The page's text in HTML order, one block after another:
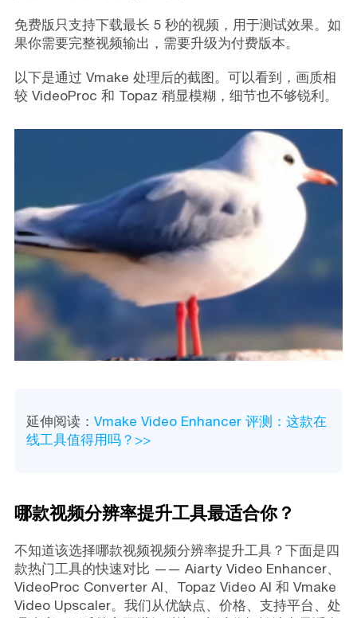
免费版只支持下载最长 5 秒的视频，用于测试效果。如
果你需要完整视频输出，需要升级为付费版本。
以下是通过 Vmake 处理后的截图。可以看到，画质相
较 VideoProc 和 Topaz 稍显模糊，细节也不够锐利。
延伸阅读： Vmake Video Enhancer 评测：这款在
线工具值得用吗？>>
哪款视频分辨率提升工具最适合你？
不知道该选择哪款视频视频分辨率提升工具？下面是四
款热门工具的快速对比 —— Aiarty Video Enhancer、
VideoProc Converter AI、Topaz Video AI 和 Vmake
Video Upscaler。我们从优缺点、价格、支持平台、处